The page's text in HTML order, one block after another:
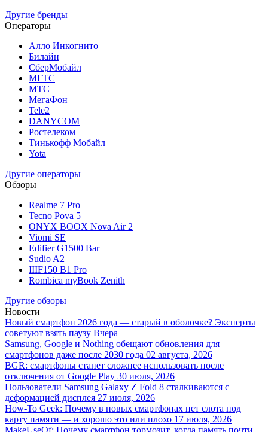
Другие бренды
Операторы
Алло Инкогнито
Билайн
СберМобайл
МГТС
МТС
МегаФон
Tele2
DANYCOM
Ростелеком
Тинькофф Мобайл
Yota
Другие операторы
Обзоры
Realme 7 Pro
Tecno Pova 5
ONYX BOOX Nova Air 2
Viomi SE
Edifier G1500 Bar
Sudio A2
IIIF150 B1 Pro
Rombica myBook Zenith
Другие обзоры
Новости
Новый смартфон 2026 года — старый в оболочке? Эксперты
советуют взять паузу Вчера
Samsung, Google и Nothing обещают обновления для
смартфонов даже после 2030 года 02 августа, 2026
BGR: смартфоны станет сложнее использовать после
отключения от Google Play 30 июля, 2026
Пользователи Samsung Galaxy Z Fold 8 сталкиваются с
деформацией дисплея 27 июля, 2026
How-To Geek: Почему в новых смартфонах нет слота под
карту памяти — и хорошо это или плохо 17 июля, 2026
MakeUseOf: Почему смартфон тормозит, когда память почти